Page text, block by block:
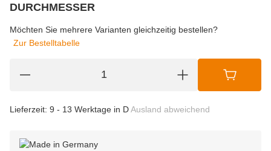
DURCHMESSER
Möchten Sie mehrere Varianten gleichzeitig bestellen?
Zur Bestelltabelle
Lieferzeit: 9 - 13 Werktage in DAusland abweichend